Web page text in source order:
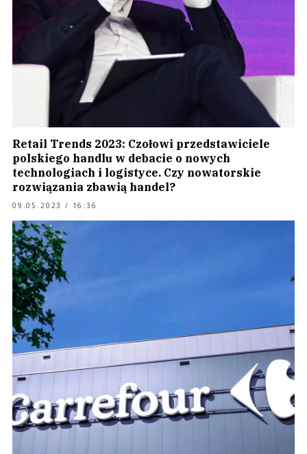
Retail Trends 2023: Czołowi przedstawiciele
polskiego handlu w debacie o nowych
technologiach i logistyce. Czy nowatorskie
rozwiązania zbawią handel?
09.05.2023 / 16:36